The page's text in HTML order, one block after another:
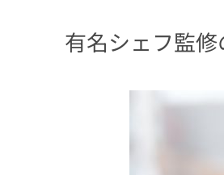
有名シェフ監